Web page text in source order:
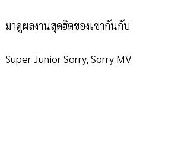
มาดูผลงานสุดฮิตของเขากันกับ
Super Junior Sorry, Sorry MV